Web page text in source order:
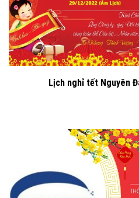
Lịch nghỉ tết Nguyên